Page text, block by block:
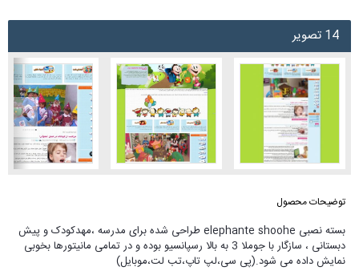
14 تصویر
توضیحات محصول
بسته نصبی elephante shoohe طراحی شده برای مدرسه ،مهدکودک و پیش
دبستانی ، سازگار با جوملا 3 به بالا رسپانسیو بوده و در تمامی مانیتورها
بخوبی
نمایش داده می شود.(پی سی،لپ تاپ،تب لت،موبایل)